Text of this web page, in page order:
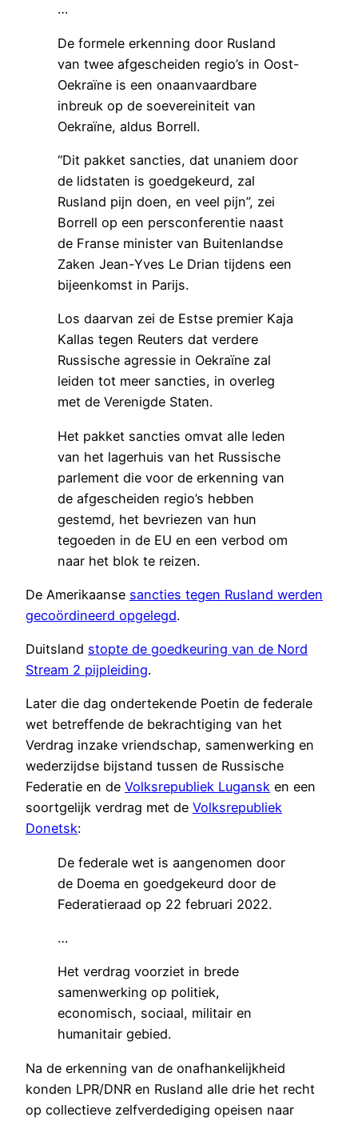
…
De formele erkenning door Rusland
van twee afgescheiden regio’s in Oost-
Oekraïne is een onaanvaardbare
inbreuk op de soevereiniteit van
Oekraïne, aldus Borrell.
“Dit pakket sancties, dat unaniem door
de lidstaten is goedgekeurd, zal
Rusland pijn doen, en veel pijn”, zei
Borrell op een persconferentie naast
de Franse minister van Buitenlandse
Zaken Jean-Yves Le Drian tijdens een
bijeenkomst in Parijs.
Los daarvan zei de Estse premier Kaja
Kallas tegen Reuters dat verdere
Russische agressie in Oekraïne zal
leiden tot meer sancties, in overleg
met de Verenigde Staten.
Het pakket sancties omvat alle leden
van het lagerhuis van het Russische
parlement die voor de erkenning van
de afgescheiden regio’s hebben
gestemd, het bevriezen van hun
tegoeden in de EU en een verbod om
naar het blok te reizen.
De Amerikaanse sancties tegen Rusland werden
gecoördineerd opgelegd.
Duitsland stopte de goedkeuring van de Nord
Stream 2 pijpleiding.
Later die dag ondertekende Poetin de federale
wet betreffende de bekrachtiging van het
Verdrag inzake vriendschap, samenwerking en
wederzijdse bijstand tussen de Russische
Federatie en de Volksrepubliek Lugansk en een
soortgelijk verdrag met de Volksrepubliek
Donetsk:
De federale wet is aangenomen door
de Doema en goedgekeurd door de
Federatieraad op 22 februari 2022.
…
Het verdrag voorziet in brede
samenwerking op politiek,
economisch, sociaal, militair en
humanitair gebied.
Na de erkenning van de onafhankelijkheid
konden LPR/DNR en Rusland alle drie het recht
op collectieve zelfverdediging opeisen naar